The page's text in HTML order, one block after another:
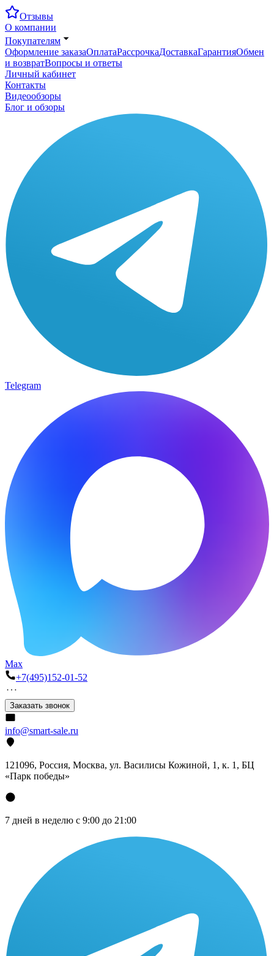
Отзывы
О компании
Покупателям
Оформление заказаОплатаРассрочкаДоставкаГарантияОбмен
и возвратВопросы и ответы
Личный кабинет
Контакты
Видеообзоры
Блог и обзоры
Telegram
Max
+7(495)152-01-52
Заказать звонок
info@smart-sale.ru
121096, Россия, Москва, ул. Василисы Кожиной, 1, к. 1, БЦ
«Парк победы»
7 дней в неделю с 9:00 до 21:00